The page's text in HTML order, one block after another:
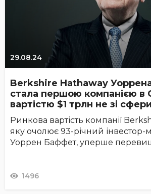
29.08.24
Berkshire Hathaway
стала першою компанією
вартістю $1 трлн не зі
Ринкова вартість компанії
яку очолює 93-річний інвестор-
Уоррен Баффет, уперше
1496